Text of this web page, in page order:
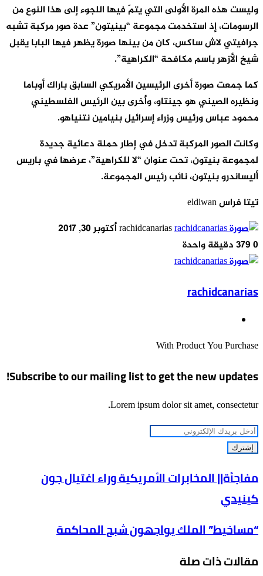
وليست هذه المرة الأولى التي يتمّ فيها اللجوء إلى هذا النوع من
الرسومات، إذ استخدمت مجموعة “بينيتون” عدة صور مركبة تشبه
جرافيتي لاش ساكس، كان من بينها صورة يظهر فيها البابا يقبل
شيخ الأزهر باسم مكافحة “الكراهية”.
كما جمعت صورة أخرى الرئيسين الأمريكي السابق باراك أوباما
ونظيره الصيني هو جينتاو، وأخرى بين الرئيس الفلسطيني
محمود عباس ورئيس وزراء إسرائيل بنيامين نتنياهو.
وكانت الصور المركبة تدخل في إطار حملة دعائية جديدة
لمجموعة بنيتون، تحت عنوان “لا للكراهية”، عرضها في باريس
أليساندرو بنيتون، نائب رئيس المجموعة.
تيتا فراس eldiwan
rachidcanariasأرسل
أكتوبر 30, 2017
0
دقيقة واحدة
rachidcanarias
With Product You Purchase
Subscribe to our mailing list to get the new updates!
Lorem ipsum dolor sit amet, consectetur.
أدخل
بريدك
مفاجأة||
المخابرات
الأمريكية
وراء
جون
مفاجأة|| المخابرات الأمريكية وراء اغتيال جون
كينيدي
“مساخيط”
يواجهون
“مساخيط” الملك يواجهون شبح المحاكمة
مقالات ذات صلة